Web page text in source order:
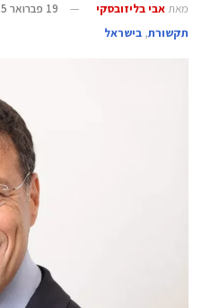
מאת אבי בליזובסקי
19 פברואר 2025
תקשורת, בישראל